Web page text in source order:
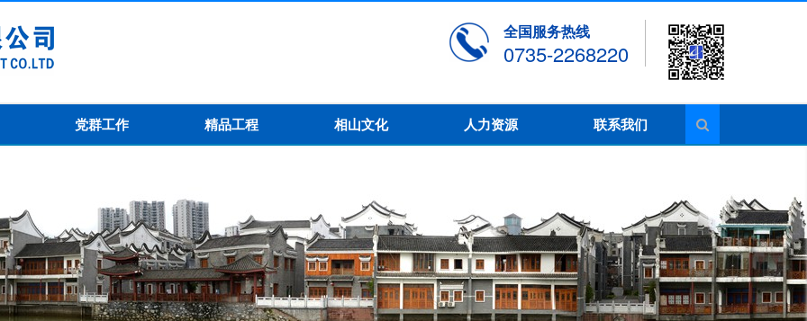
全国服务热线
0735-2268220
党群工作 精品工程 相山文化 人力资源 联系我们